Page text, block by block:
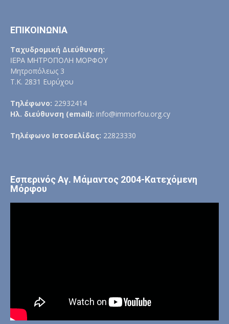
ΕΠΙΚΟΙΝΩΝΙΑ
Ταχυδρομική Διεύθυνση:
ΙΕΡΑ ΜΗΤΡΟΠΟΛΗ ΜΟΡΦΟΥ
Μητροπόλεως 3
Τ.Κ. 2831 Ευρύχου
Τηλέφωνο: 22932414
Ηλ. διεύθυνση (email): info@immorfou.org.cy
Τηλέφωνο Ιστοσελίδας: 22823330
Εσπερινός Αγ. Μάμαντος 2004-Κατεχόμενη
Μόρφου